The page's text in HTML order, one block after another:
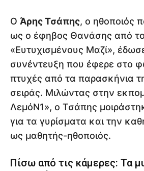
Ο Άρης Τσάπης, ο ηθοποιός
ως ο έφηβος Θανάσης από
«Ευτυχισμένους Μαζί»,
συνέντευξη που έφερε στο
πτυχές από τα παρασκήνια
σειράς. Μιλώντας στην
ΛεμόΝ1», ο Τσάπης
για τα γυρίσματα και την
ως μαθητής-ηθοποιός.
Πίσω από τις κάμερες: Τα